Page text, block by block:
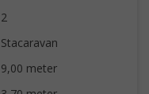
2
Stacaravan
9,00 meter